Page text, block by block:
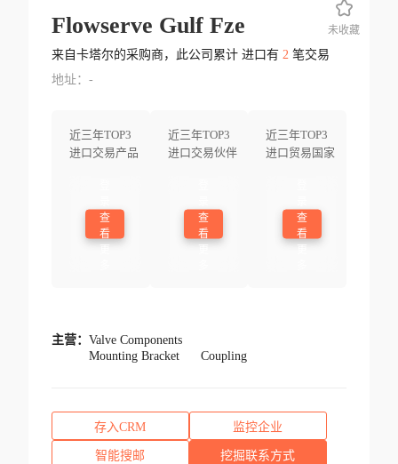
Flowserve Gulf Fze
来自卡塔尔的采购商，此公司累计 进口有 2笔交易
地址：-
近三年TOP3
进口交易产品
查
看
近三年TOP3
进口交易伙伴
查
看
近三年TOP3
进口贸易国家
查
看
未收藏
主营： Valve Components
Mounting Bracket
Coupling
存入CRM 监控企业
智能搜邮 挖掘联系方式